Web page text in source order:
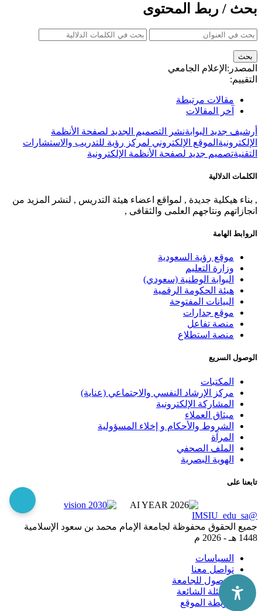
بحث / ربط المحتوى
المصدر: الإعلام الجامعي
التقييم:
مقالات مرتبطة
آخر المقالات
أرشيف جديد البوابةنشر التصميم الجديد لصفحة الأنظمة
الإلكترونية الموقع الإلكتروني لمركز رؤية للتدريب والاستشارات
التقنيةتصميم جديد لصفحة الأنظمة الإلكترونية
الكلمات الدلالية
, بناء هيكلية جديدة , لمواقع اعضاء هيئة التدريس , لنشر المزيد من
انجازاتهم ونتاجهم العلمى والثقافى ,
الروابط الهامة
موقع رؤية السعودية
وزارة التعليم
البوابة الوطنية (سعودي)
هيئة الحكومة الرقمية
البيانات المفتوحة
موقع جدارات
منصة تفاعل
منصة استطلاع
الوصول السريع
المكتبات
مركز الإرشاد النفسي والاجتماعي (عناية)
المشاركة الإلكترونية
ميثاق العملاء
الشروط والأحكام و إخلاء المسؤولية
المرآة
الملف الصحفي
الهوية البصرية
تابعنا على
@IMSIU_edu_sa
جميع الحقوق محفوظة لجامعة الإمام محمد بن سعود الإسلامية
1448 هـ -
2026 م
السياسات
تواصل معنا
الوصول للجامعة
الاسئلة الشائعة
خريطة الموقع